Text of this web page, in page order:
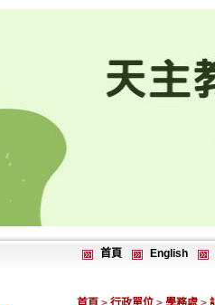
首頁 English